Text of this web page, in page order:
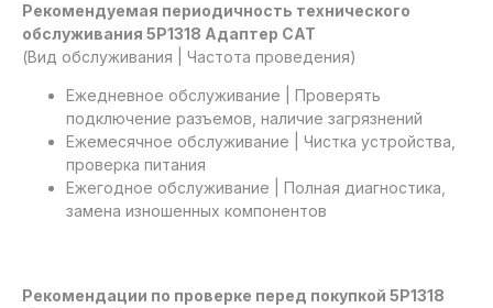
Рекомендуемая периодичность технического
обслуживания 5P1318 Адаптер CAT
(Вид обслуживания | Частота проведения)
Ежедневное обслуживание | Проверять
подключение разъемов, наличие загрязнений
Ежемесячное обслуживание | Чистка устройства,
проверка питания
Ежегодное обслуживание | Полная диагностика,
замена изношенных компонентов
Рекомендации по проверке перед покупкой 5P1318